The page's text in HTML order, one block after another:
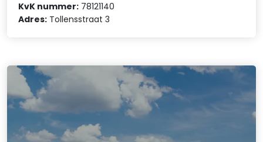
KvK nummer: 78121140
Adres: Tollensstraat 3